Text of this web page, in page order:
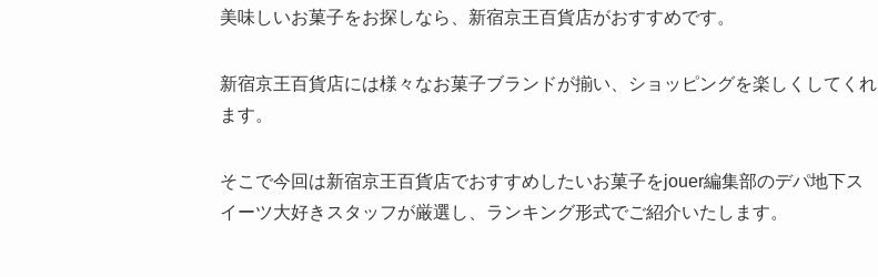
美味しいお菓子をお探しなら、新宿京王百貨店がおすすめです。
新宿京王百貨店には様々なお菓子ブランドが揃い、ショッピングを楽しくしてくれ
ます。
そこで今回は新宿京王百貨店でおすすめしたいお菓子をjouer編集部のデパ地下ス
イーツ大好きスタッフが厳選し、ランキング形式でご紹介いたします。